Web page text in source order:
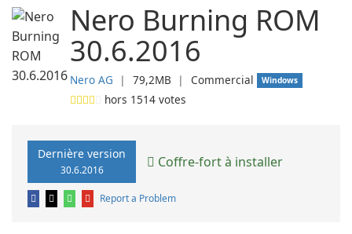
Nero Burning ROM
30.6.2016
Nero AG ❘ 79,2MB ❘ Commercial Windows
hors 1514 votes
Dernière version
30.6.2016 Coffre-fort à installer
Report a Problem